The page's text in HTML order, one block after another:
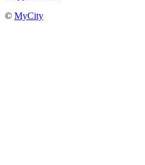
© MyCity